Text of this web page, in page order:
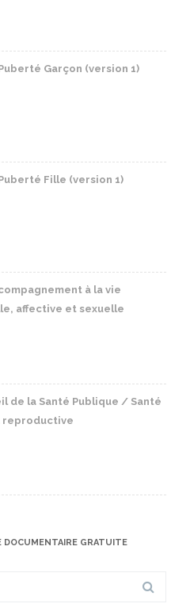
Garçon (version 1)
Fille (version 1)
à la vie
affective et sexuelle
de la Santé Publique / Santé
reproductive
DOCUMENTAIRE GRATUITE